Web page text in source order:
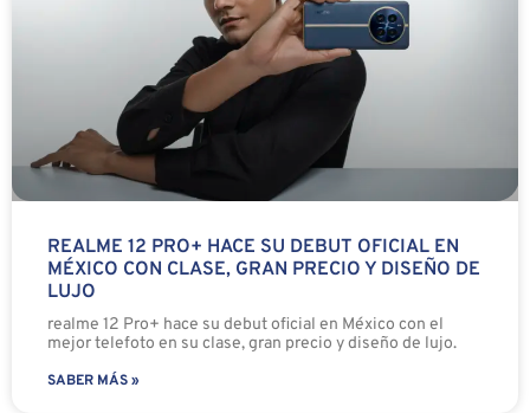
REALME 12 PRO+ HACE SU DEBUT OFICIAL EN
MÉXICO CON CLASE, GRAN PRECIO Y DISEÑO DE
LUJO
realme 12 Pro+ hace su debut oficial en México con el
mejor telefoto en su clase, gran precio y diseño de lujo.
SABER MÁS »